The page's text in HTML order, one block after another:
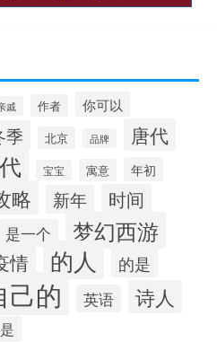
戚 作者 你可以
季 北京 品牌 唐代
宝宝 寓意 年初
略 新年 时间
是一个 梦幻西游
情 的人 的是
己的 英语 诗人